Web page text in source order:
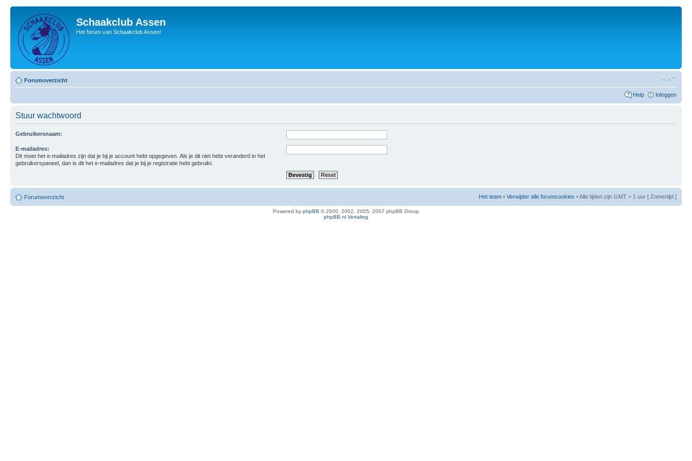
Schaakclub Assen
Het forum van Schaakclub Assen!
Forumoverzicht
Help Inloggen
Stuur wachtwoord
Gebruikersnaam:
E-mailadres:
Dit moet het e-mailadres zijn dat je bij je account hebt opgegeven. Als je dit niet hebt veranderd in het
gebruikerspaneel, dan is dit het e-mailadres dat je bij je registratie hebt gebruikt.
Forumoverzicht Het team • Verwijder alle forumcookies • Alle tijden zijn GMT + 1 uur [ Zomertijd ]
Powered by phpBB © 2000, 2002, 2005, 2007 phpBB Group
phpBB.nl Vertaling